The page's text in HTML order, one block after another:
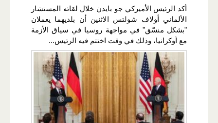
أكد الرئيس الأميركي جو بايدن خلال لقائه المستشار
الألماني أولاف شولتس الاثنين أن بلديهما يعملان
"بشكل منسّق" في مواجهة روسيا في سياق الأزمة
مع أوكرانيا، وذلك في وقت اختتم فيه الرئيس...